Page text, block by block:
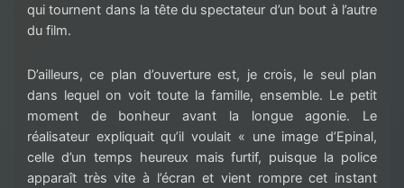
qui tournent dans la tête du spectateur d’un bout à l’autre
du film.
D’ailleurs, ce plan d’ouverture est, je crois, le seul plan
dans lequel on voit toute la famille, ensemble. Le petit
moment de bonheur avant la longue agonie. Le
réalisateur expliquait qu’il voulait « une image d’Epinal,
celle d’un temps heureux mais furtif, puisque la police
apparaît très vite à l’écran et vient rompre cet instant